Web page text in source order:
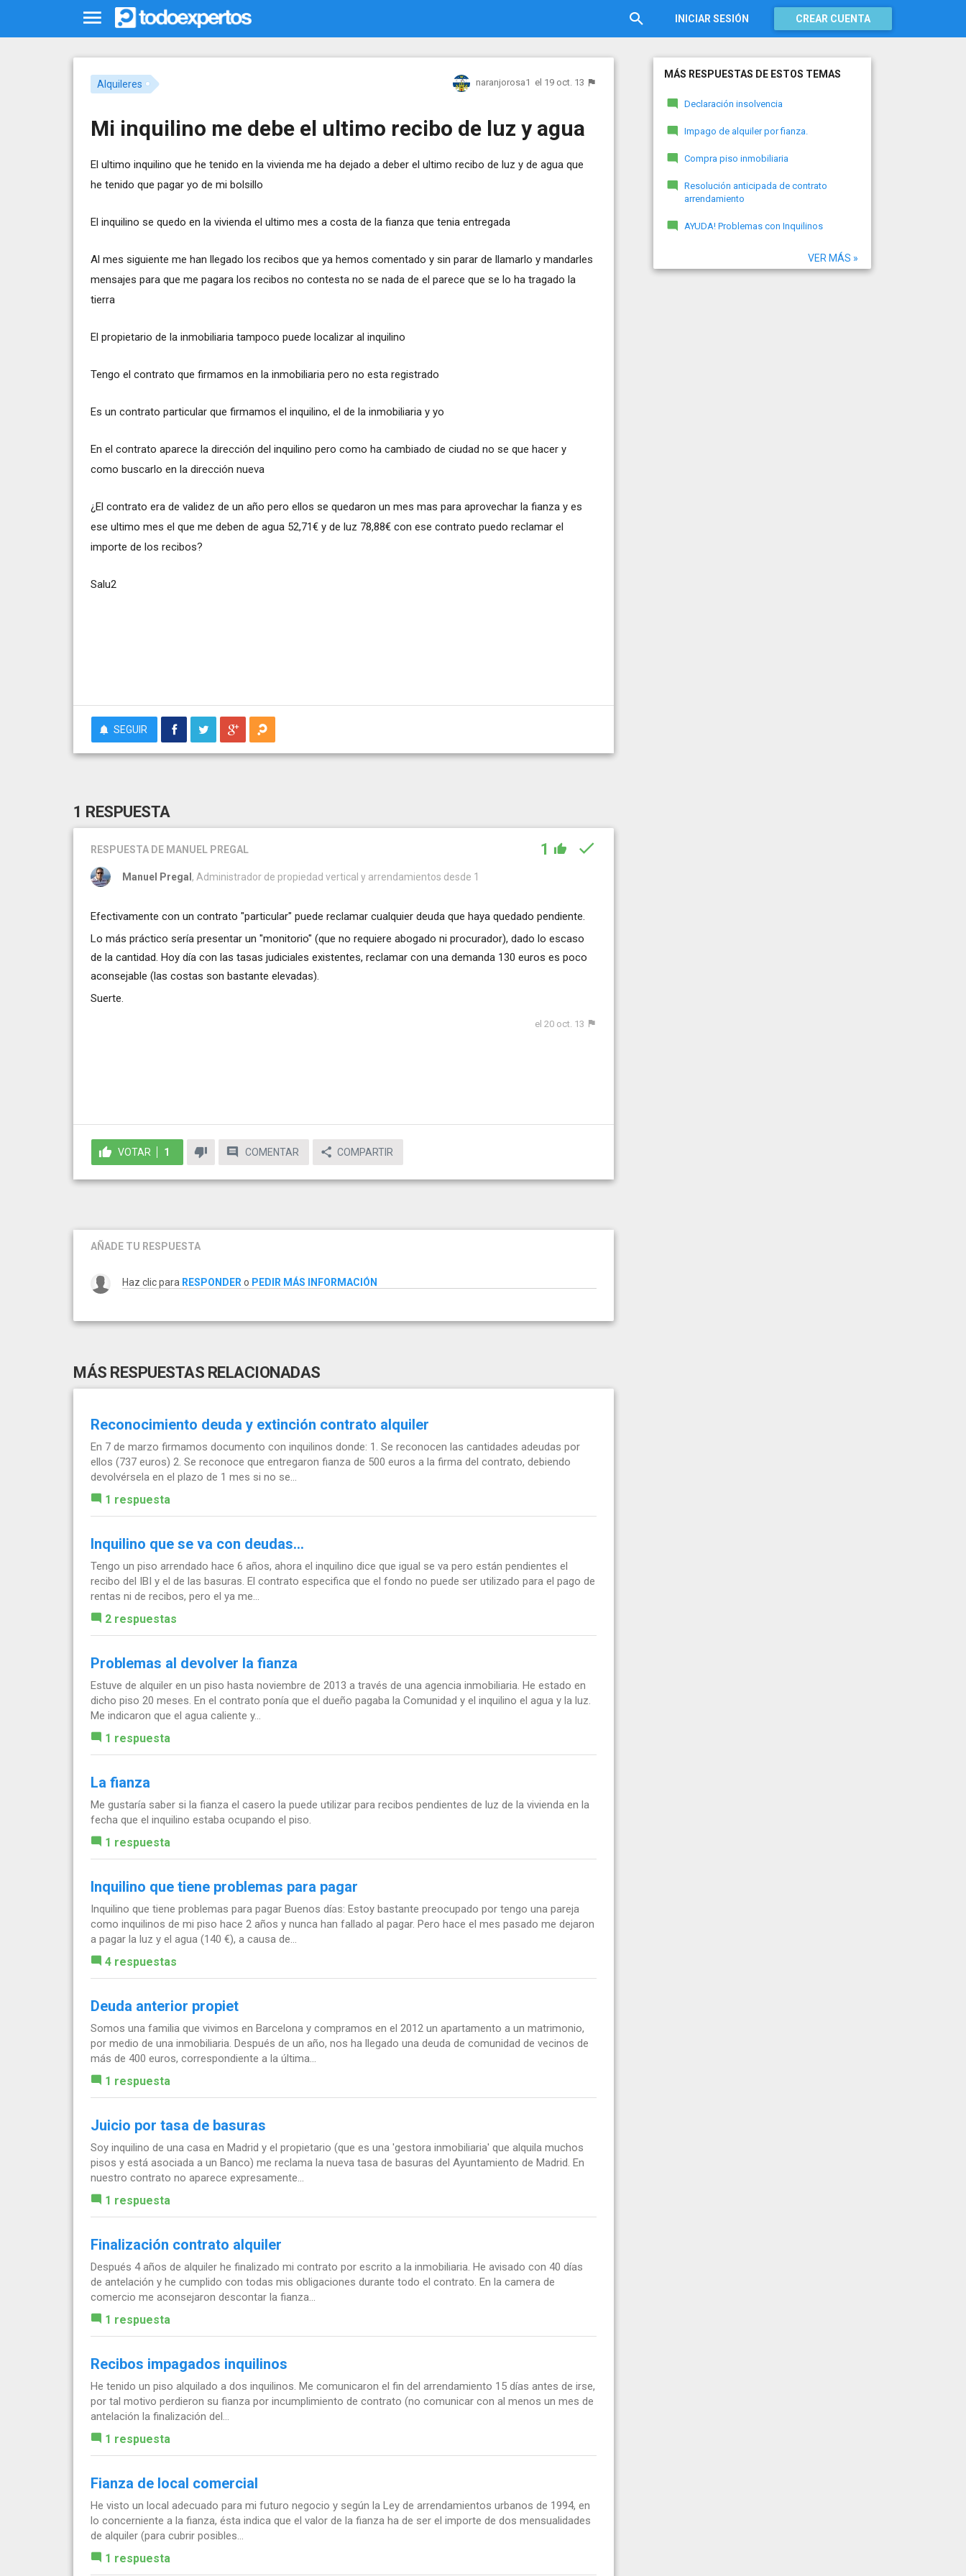
INICIAR SESIÓN CREAR CUENTA
Alquileres naranjorosa1 el 19 oct. 13
Mi inquilino me debe el ultimo recibo de luz y agua
El ultimo inquilino que he tenido en la vivienda me ha dejado a deber el ultimo recibo de luz y de agua que
he tenido que pagar yo de mi bolsillo
El inquilino se quedo en la vivienda el ultimo mes a costa de la fianza que tenia entregada
Al mes siguiente me han llegado los recibos que ya hemos comentado y sin parar de llamarlo y mandarles
mensajes para que me pagara los recibos no contesta no se nada de el parece que se lo ha tragado la
tierra
El propietario de la inmobiliaria tampoco puede localizar al inquilino
Tengo el contrato que firmamos en la inmobiliaria pero no esta registrado
Es un contrato particular que firmamos el inquilino, el de la inmobiliaria y yo
En el contrato aparece la dirección del inquilino pero como ha cambiado de ciudad no se que hacer y
como buscarlo en la dirección nueva
¿El contrato era de validez de un año pero ellos se quedaron un mes mas para aprovechar la fianza y es
ese ultimo mes el que me deben de agua 52,71€ y de luz 78,88€ con ese contrato puedo reclamar el
importe de los recibos?
Salu2
SEGUIR
1 RESPUESTA
RESPUESTA DE MANUEL PREGAL 1
Manuel Pregal , Administrador de propiedad vertical y arrendamientos desde 1
Efectivamente con un contrato "particular" puede reclamar cualquier deuda que haya quedado pendiente.
Lo más práctico sería presentar un "monitorio" (que no requiere abogado ni procurador), dado lo escaso
de la cantidad. Hoy día con las tasas judiciales existentes, reclamar con una demanda 130 euros es poco
aconsejable (las costas son bastante elevadas).
Suerte.
el 20 oct. 13
VOTAR 1 COMENTAR COMPARTIR
AÑADE TU RESPUESTA
Haz clic para RESPONDER o PEDIR MÁS INFORMACIÓN
MÁS RESPUESTAS RELACIONADAS
Reconocimiento deuda y extinción contrato alquiler
En 7 de marzo firmamos documento con inquilinos donde: 1. Se reconocen las cantidades adeudas por
ellos (737 euros) 2. Se reconoce que entregaron fianza de 500 euros a la firma del contrato, debiendo
devolvérsela en el plazo de 1 mes si no se...
1 respuesta
Inquilino que se va con deudas...
Tengo un piso arrendado hace 6 años, ahora el inquilino dice que igual se va pero están pendientes el
recibo del IBI y el de las basuras. El contrato especifica que el fondo no puede ser utilizado para el pago de
rentas ni de recibos, pero el ya me...
2 respuestas
Problemas al devolver la fianza
Estuve de alquiler en un piso hasta noviembre de 2013 a través de una agencia inmobiliaria. He estado en
dicho piso 20 meses. En el contrato ponía que el dueño pagaba la Comunidad y el inquilino el agua y la luz.
Me indicaron que el agua caliente y...
1 respuesta
La fianza
Me gustaría saber si la fianza el casero la puede utilizar para recibos pendientes de luz de la vivienda en la
fecha que el inquilino estaba ocupando el piso.
1 respuesta
Inquilino que tiene problemas para pagar
Inquilino que tiene problemas para pagar Buenos días: Estoy bastante preocupado por tengo una pareja
como inquilinos de mi piso hace 2 años y nunca han fallado al pagar. Pero hace el mes pasado me dejaron
a pagar la luz y el agua (140 €), a causa de...
4 respuestas
Deuda anterior propiet
Somos una familia que vivimos en Barcelona y compramos en el 2012 un apartamento a un matrimonio,
por medio de una inmobiliaria. Después de un año, nos ha llegado una deuda de comunidad de vecinos de
más de 400 euros, correspondiente a la última...
1 respuesta
Juicio por tasa de basuras
Soy inquilino de una casa en Madrid y el propietario (que es una 'gestora inmobiliaria' que alquila muchos
pisos y está asociada a un Banco) me reclama la nueva tasa de basuras del Ayuntamiento de Madrid. En
nuestro contrato no aparece expresamente...
1 respuesta
Finalización contrato alquiler
Después 4 años de alquiler he finalizado mi contrato por escrito a la inmobiliaria. He avisado con 40 días
de antelación y he cumplido con todas mis obligaciones durante todo el contrato. En la camera de
comercio me aconsejaron descontar la fianza...
1 respuesta
Recibos impagados inquilinos
He tenido un piso alquilado a dos inquilinos. Me comunicaron el fin del arrendamiento 15 días antes de irse,
por tal motivo perdieron su fianza por incumplimiento de contrato (no comunicar con al menos un mes de
antelación la finalización del...
1 respuesta
Fianza de local comercial
He visto un local adecuado para mi futuro negocio y según la Ley de arrendamientos urbanos de 1994, en
lo concerniente a la fianza, ésta indica que el valor de la fianza ha de ser el importe de dos mensualidades
de alquiler (para cubrir posibles...
1 respuesta
MÁS RESPUESTAS DE ESTOS TEMAS
Declaración insolvencia
Impago de alquiler por fianza.
Compra piso inmobiliaria
Resolución anticipada de contrato
arrendamiento
AYUDA! Problemas con Inquilinos
VER MÁS »